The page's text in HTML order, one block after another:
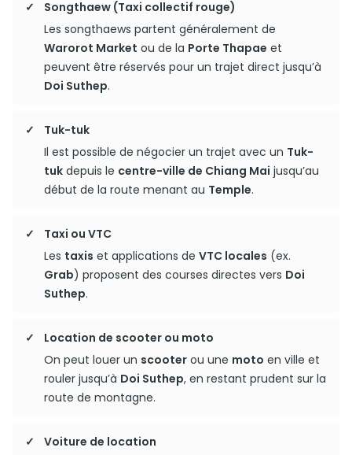
Songthaew (Taxi collectif rouge)
Les songthaews partent généralement de
Warorot Market ou de la Porte Thapae et
peuvent être réservés pour un trajet direct jusqu’à
Doi Suthep.
Tuk-tuk
Il est possible de négocier un trajet avec un Tuk-
tuk depuis le centre-ville de Chiang Mai jusqu’au
début de la route menant au Temple.
Taxi ou VTC
Les taxis et applications de VTC locales (ex.
Grab) proposent des courses directes vers Doi
Suthep.
Location de scooter ou moto
On peut louer un scooter ou une moto en ville et
rouler jusqu’à Doi Suthep, en restant prudent sur la
route de montagne.
Voiture de location